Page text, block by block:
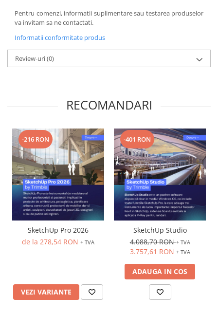
Pentru comenzi, informatii suplimentare sau testarea produselor
va invitam sa ne contactati.
Informatii conformitate produs
Review-uri(0)
RECOMANDARI
-216 RON
SketchUp Pro 2026
de la 278,54 RON + TVA
VEZI VARIANTE
-401 RON
SketchUp Studio
4.088,70 RON+ TVA
3.757,61 RON + TVA
ADAUGA IN COS